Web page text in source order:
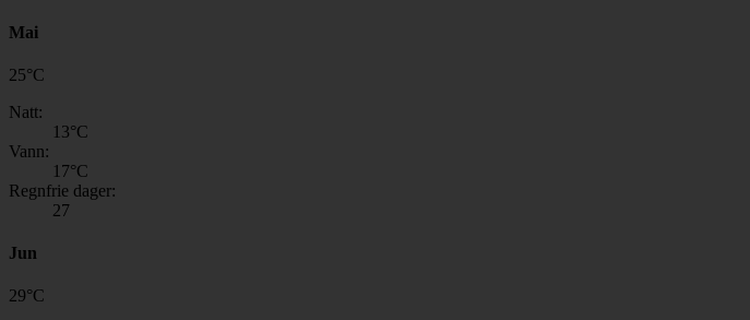
Mai
25°C
Natt:
13°C
Vann:
17°C
Regnfrie dager:
27
Jun
29°C